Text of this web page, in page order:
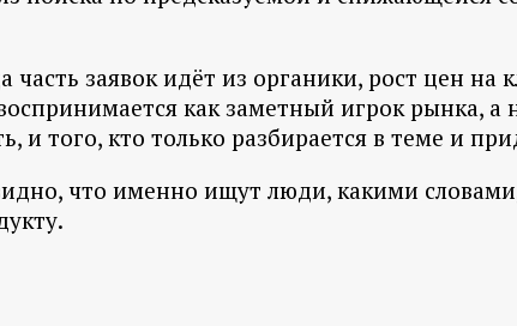
заявок идёт из органики, рост цен на
как заметный игрок рынка, а
и того, кто только разбирается в теме и
что именно ищут люди, какими